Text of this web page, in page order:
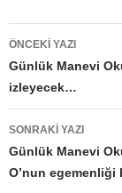
Yazı
dolaşımı
ÖNCEKI YAZI
Günlük Manevi
izleyecek…
SONRAKI YAZI
Günlük Manevi
O’nun egemenliği